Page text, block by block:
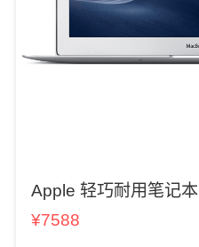
Apple 轻巧耐用笔记本
¥7588